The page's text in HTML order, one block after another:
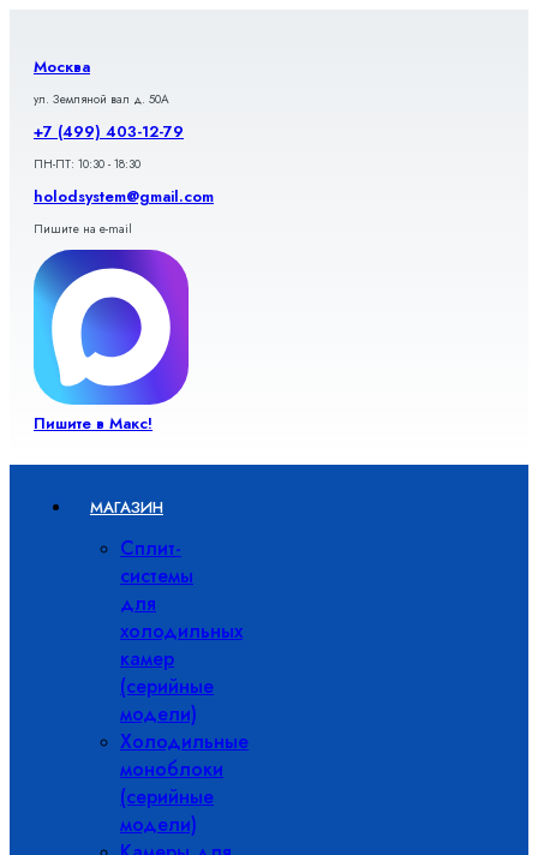
содержимому
Москва
ул. Земляной вал д. 50А
+7 (499) 403-12-79
ПН-ПТ: 10:30 - 18:30
holodsystem@gmail.com
Пишите на e-mail
Пишите в Макс!
МАГАЗИН
Сплит-
системы
для
холодильных
камер
(серийные
модели)
Холодильные
моноблоки
(серийные
модели)